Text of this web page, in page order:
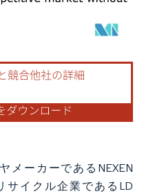
BY 4.0の表示が必要です。
メーカーであるNEXEN
サイクル企業であるLD